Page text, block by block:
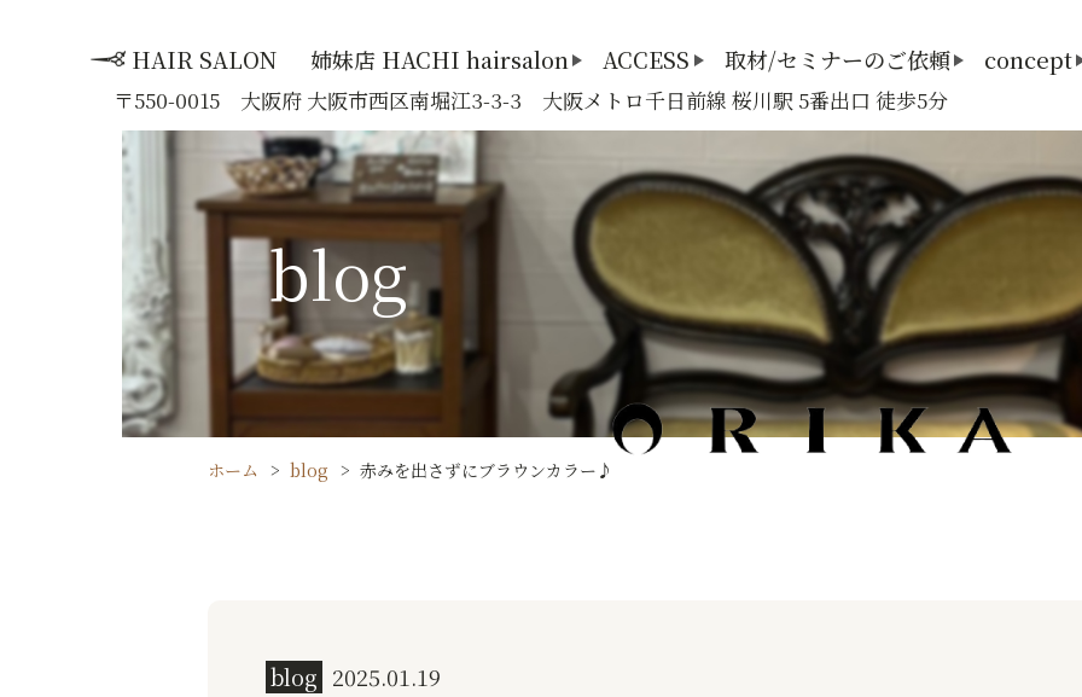
: HAIR SALON 姉妹店 HACHI hairsalon ACCESS 取材/セミナーのご依頼 concept
〒550-0015 大阪府 大阪市西区南堀江3-3-3 大阪メトロ千日前線 桜川駅 5番出口 徒歩5分
blog
ホーム blog 赤みを出さずにブラウンカラー♪
blog 2025.01.19